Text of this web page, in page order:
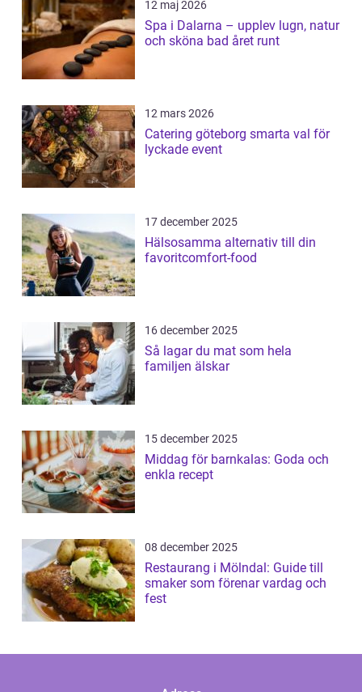
12 maj 2026
Spa i Dalarna – upplev lugn, natur
och sköna bad året runt
12 mars 2026
Catering göteborg smarta val för
lyckade event
17 december 2025
Hälsosamma alternativ till din
favoritcomfort-food
16 december 2025
Så lagar du mat som hela
familjen älskar
15 december 2025
Middag för barnkalas: Goda och
enkla recept
08 december 2025
Restaurang i Mölndal: Guide till
smaker som förenar vardag och
fest